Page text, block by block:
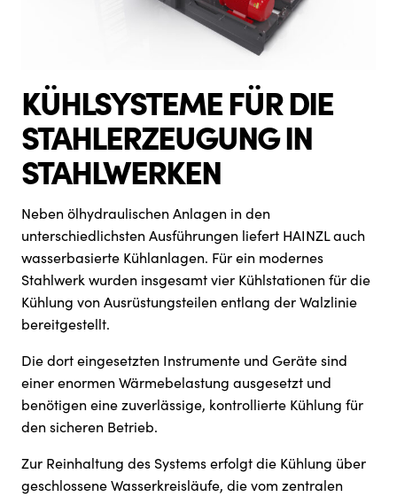
KÜHLSYSTEME FÜR DIE
STAHLERZEUGUNG IN
STAHLWERKEN
Neben ölhydraulischen Anlagen in den
unterschiedlichsten Ausführungen liefert HAINZL auch
wasserbasierte Kühlanlagen. Für ein modernes
Stahlwerk wurden insgesamt vier Kühlstationen für die
Kühlung von Ausrüstungsteilen entlang der Walzlinie
bereitgestellt.
Die dort eingesetzten Instrumente und Geräte sind
einer enormen Wärmebelastung ausgesetzt und
benötigen eine zuverlässige, kontrollierte Kühlung für
den sicheren Betrieb.
Zur Reinhaltung des Systems erfolgt die Kühlung über
geschlossene Wasserkreisläufe, die vom zentralen